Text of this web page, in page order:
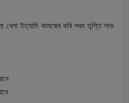
খেলা ইত্যাদি কামবোৰ কৰি পৰম তৃপ্তি লাভ